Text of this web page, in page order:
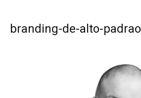
Agência
de
branding-de-alto-